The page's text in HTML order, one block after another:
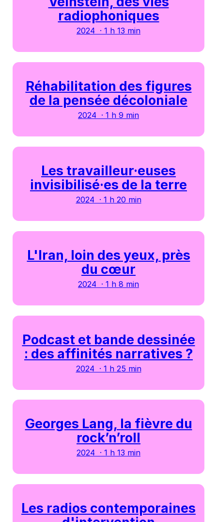
radiophoniques
2024 · 1 h 13 min
Réhabilitation des figures
de la pensée décoloniale
2024 · 1 h 9 min
Les travailleur·euses
invisibilisé·es de la terre
2024 · 1 h 20 min
L'Iran, loin des yeux, près
du cœur
2024 · 1 h 8 min
Podcast et bande dessinée
: des affinités narratives ?
2024 · 1 h 25 min
Georges Lang, la fièvre du
rock’n’roll
2024 · 1 h 13 min
Les radios contemporaines